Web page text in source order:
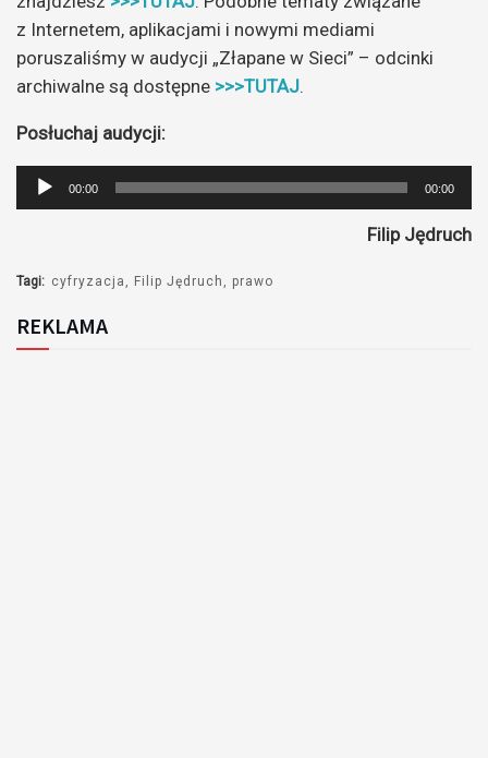
z Internetem, aplikacjami i nowymi mediami
poruszaliśmy w audycji „Złapane w Sieci” – odcinki
archiwalne są dostępne >>>TUTAJ.
Posłuchaj audycji:
Odtwarzacz
plików
00:00 00:00
Filip Jędruch
Tagi: cyfryzacja Filip Jędruch prawo
REKLAMA